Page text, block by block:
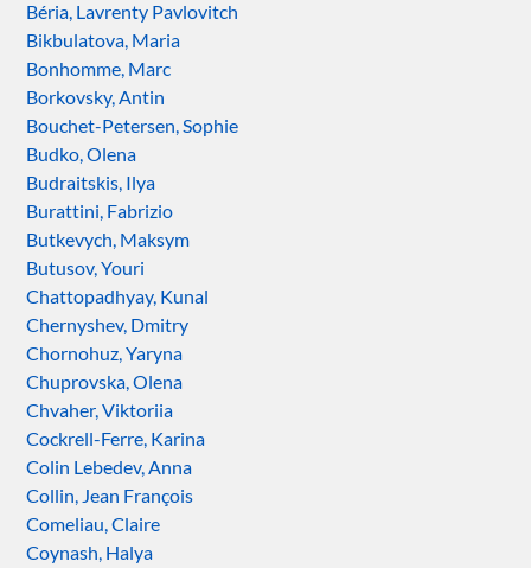
Béria, Lavrenty Pavlovitch
Bikbulatova, Maria
Bonhomme, Marc
Borkovsky, Antin
Bouchet-Petersen, Sophie
Budko, Olena
Budraitskis, Ilya
Burattini, Fabrizio
Butkevych, Maksym
Butusov, Youri
Chattopadhyay, Kunal
Chernyshev, Dmitry
Chornohuz, Yaryna
Chuprovska, Olena
Chvaher, Viktoriia
Cockrell-Ferre, Karina
Colin Lebedev, Anna
Collin, Jean François
Comeliau, Claire
Coynash, Halya